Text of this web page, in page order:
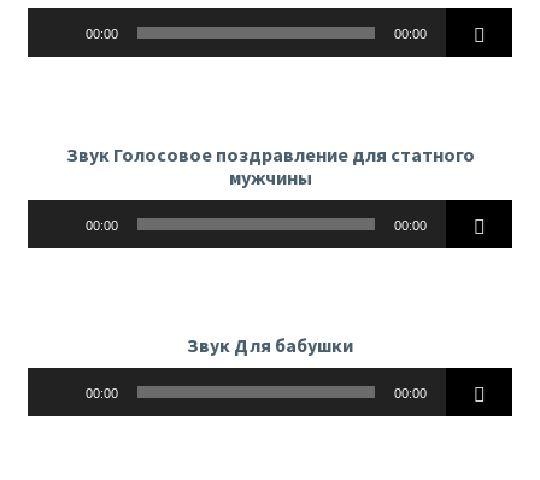
00:00 00:00
Звук Голосовое поздравление для статного
мужчины
00:00 00:00
Звук Для бабушки
00:00 00:00